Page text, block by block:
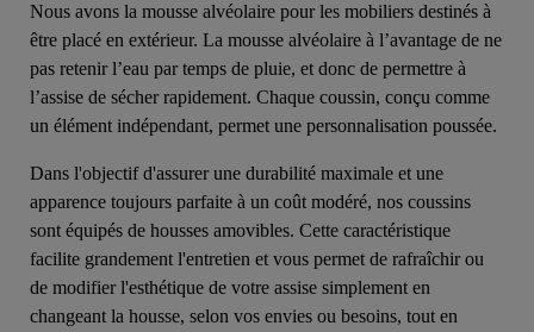
Nous avons la mousse alvéolaire pour les mobiliers destinés à
être placé en extérieur. La mousse alvéolaire à l’avantage de ne
pas retenir l’eau par temps de pluie, et donc de permettre à
l’assise de sécher rapidement. Chaque coussin, conçu comme
un élément indépendant, permet une personnalisation poussée.
Dans l'objectif d'assurer une durabilité maximale et une
apparence toujours parfaite à un coût modéré, nos coussins
sont équipés de housses amovibles. Cette caractéristique
facilite grandement l'entretien et vous permet de rafraîchir ou
de modifier l'esthétique de votre assise simplement en
changeant la housse, selon vos envies ou besoins, tout en